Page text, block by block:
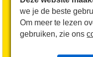
we je de beste
Om meer te lezen
gebruiken, zie ons